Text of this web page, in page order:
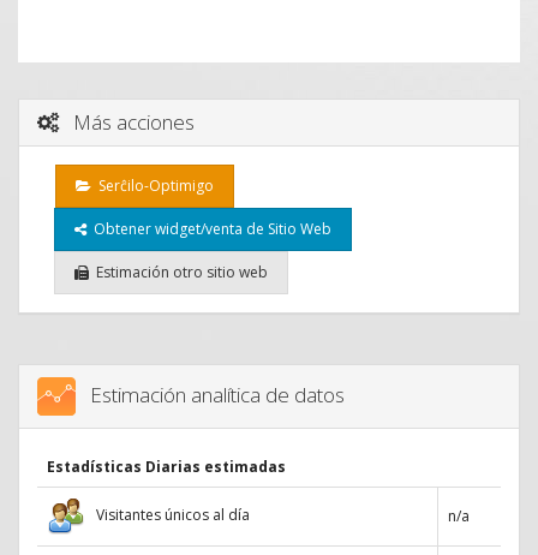
Más acciones
Serĉilo-Optimigo
Obtener widget/venta de Sitio Web
Estimación otro sitio web
Estimación analítica de datos
Estadísticas Diarias estimadas
Visitantes únicos al día n/a